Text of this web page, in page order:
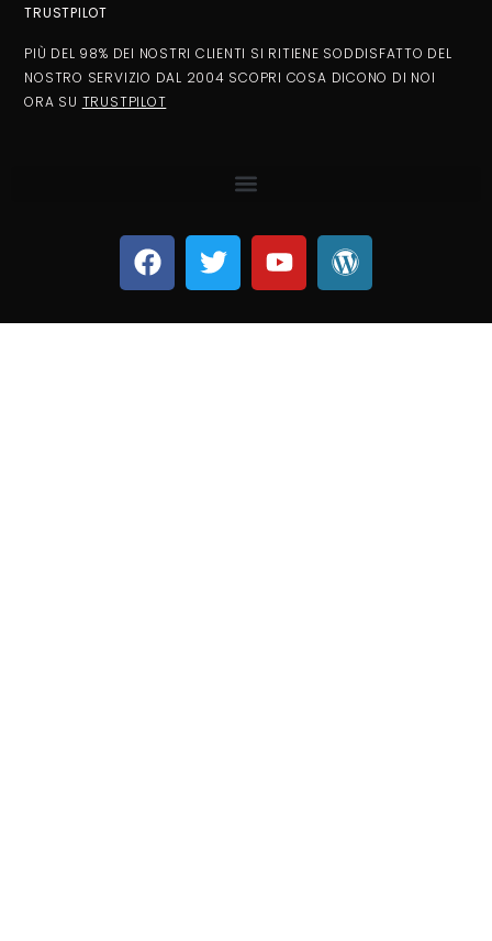
TRUSTPILOT
PIÙ DEL 98% DEI NOSTRI CLIENTI SI RITIENE SODDISFATTO DEL
NOSTRO SERVIZIO DAL 2004 SCOPRI COSA DICONO DI NOI
ORA SU TRUSTPILOT